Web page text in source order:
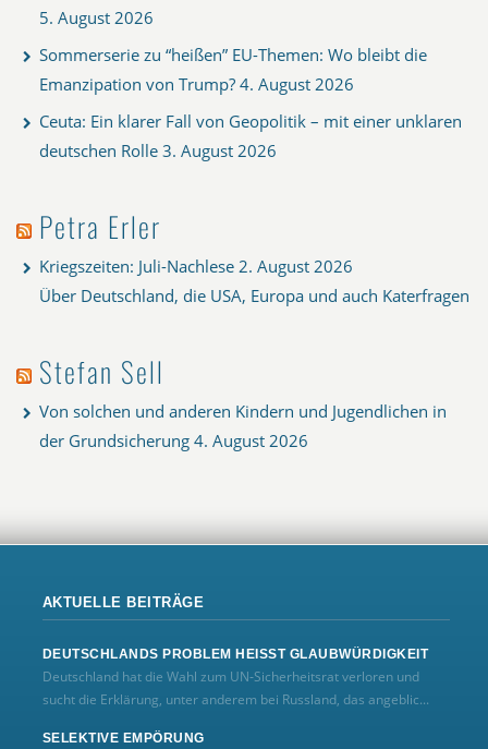
5. August 2026
Sommerserie zu “heißen” EU-Themen: Wo bleibt die
Emanzipation von Trump? 4. August 2026
Ceuta: Ein klarer Fall von Geopolitik – mit einer unklaren
deutschen Rolle 3. August 2026
Petra Erler
Kriegszeiten: Juli-Nachlese 2. August 2026
Über Deutschland, die USA, Europa und auch Katerfragen
Stefan Sell
Von solchen und anderen Kindern und Jugendlichen in
der Grundsicherung 4. August 2026
AKTUELLE BEITRÄGE
DEUTSCHLANDS PROBLEM HEISST GLAUBWÜRDIGKEIT
Deutschland hat die Wahl zum UN‑Sicherheitsrat verloren und
sucht die Erklärung, unter anderem bei Russland, das angeblic...
SELEKTIVE EMPÖRUNG